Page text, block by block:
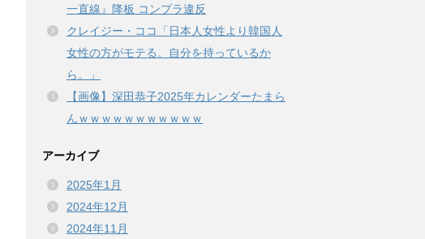
一直線』降板 コンプラ違反
クレイジー・ココ「日本人女性より韓国人
女性の方がモテる。自分を持っているか
ら。」
【画像】深田恭子2025年カレンダーたまら
んｗｗｗｗｗｗｗｗｗｗｗ
アーカイブ
2025年1月
2024年12月
2024年11月